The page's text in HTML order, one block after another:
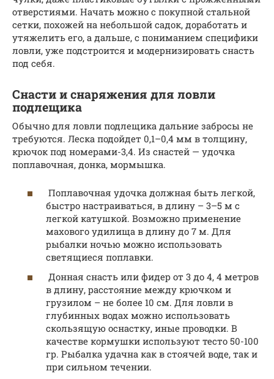
отверстиями. Начать можно с покупной стальной
сетки, похожей на небольшой садок, доработать и
утяжелить его, а дальше, с пониманием специфики
ловли, уже подстроится и модернизировать снасть
под себя.
Снасти и снаряжения для ловли
подлещика
Обычно для ловли подлещика дальние забросы не
требуются. Леска подойдет 0,1–0,4 мм в толщину,
крючок под номерами-3,4. Из снастей — удочка
поплавочная, донка, мормышка.
Поплавочная удочка должная быть легкой,
быстро настраиваться, в длину – 3–5 м с
легкой катушкой. Возможно применение
махового удилища в длину до 7 м. Для
рыбалки ночью можно использовать
светящиеся поплавки.
Донная снасть или фидер от 3 до 4, 4 метров
в длину, расстояние между крючком и
грузилом – не более 10 см. Для ловли в
глубинных водах можно использовать
скользящую оснастку, иные проводки. В
качестве кормушки используют тесто 50-100
гр. Рыбалка удачна как в стоячей воде, так и
при сильном течении.